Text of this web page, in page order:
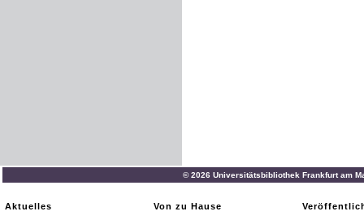
© 2026 Universitätsbibliothek Frankfurt am
Aktuelles
Von zu Hause